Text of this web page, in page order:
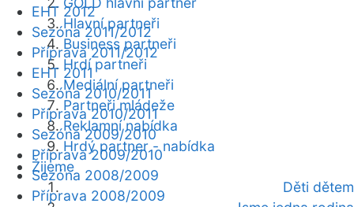
Hlavní partneři
Business partneři
Hrdí partneři
Mediální partneři
Partneři mládeže
Reklamní nabídka
Hrdý partner - nabídka
Žijeme
Děti dětem
EHT 2012
Sezóna 2011/2012
Příprava 2011/2012
EHT 2011
Sezóna 2010/2011
Příprava 2010/2011
Sezóna 2009/2010
Příprava 2009/2010
Sezóna 2008/2009
Příprava 2008/2009